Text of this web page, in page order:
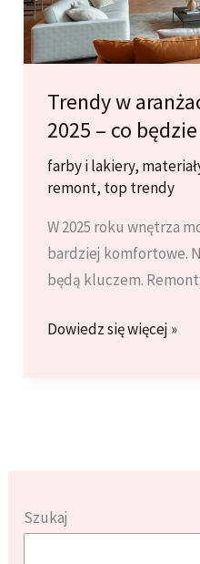
Trendy w
2025 – co
farby i lakiery,
remont, top trendy
W 2025 roku wnętrza
bardziej komfortowe.
będą kluczem.
Trendy
–
co
Dowiedz się więcej »
Szukaj